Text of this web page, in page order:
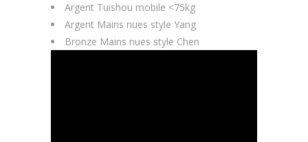
Argent Tuishou mobile <75kg
Argent Mains nues style Yang
Bronze Mains nues style Chen